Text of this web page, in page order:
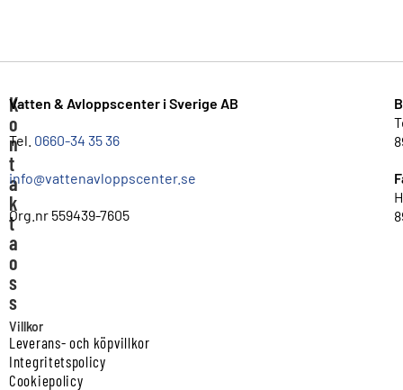
K
o
n
t
a
k
t
a
o
s
s
Vatten & Avloppscenter i Sverige AB
Tel. 0660-34 35 36
info@vattenavloppscenter.se
Org.nr 559439-7605
Villkor
Leverans- och köpvillkor
Integritetspolicy
Cookiepolicy